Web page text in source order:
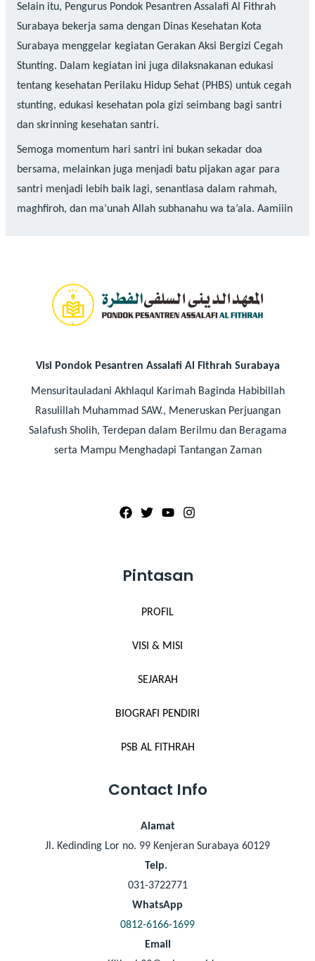
Selain itu, Pengurus Pondok Pesantren Assalafi Al Fithrah
Surabaya bekerja sama dengan Dinas Kesehatan Kota
Surabaya menggelar kegiatan Gerakan Aksi Bergizi Cegah
Stunting. Dalam kegiatan ini juga dilaksnakanan edukasi
tentang kesehatan Perilaku Hidup Sehat (PHBS) untuk cegah
stunting, edukasi kesehatan pola gizi seimbang bagi santri
dan skrinning kesehatan santri.
Semoga momentum hari santri ini bukan sekadar doa
bersama, melainkan juga menjadi batu pijakan agar para
santri menjadi lebih baik lagi, senantiasa dalam rahmah,
maghfiroh, dan ma’unah Allah subhanahu wa ta’ala. Aamiiin
Visi Pondok Pesantren Assalafi Al Fithrah Surabaya
Mensuritauladani Akhlaqul Karimah Baginda Habibillah
Rasulillah Muhammad SAW., Meneruskan Perjuangan
Salafush Sholih, Terdepan dalam Berilmu dan Beragama
serta Mampu Menghadapi Tantangan Zaman
Pintasan
PROFIL
VISI & MISI
SEJARAH
BIOGRAFI PENDIRI
PSB AL FITHRAH
Contact Info
Alamat
Jl. Kedinding Lor no. 99 Kenjeran Surabaya 60129
Telp.
031-3722771
WhatsApp
0812-6166-1699
Email